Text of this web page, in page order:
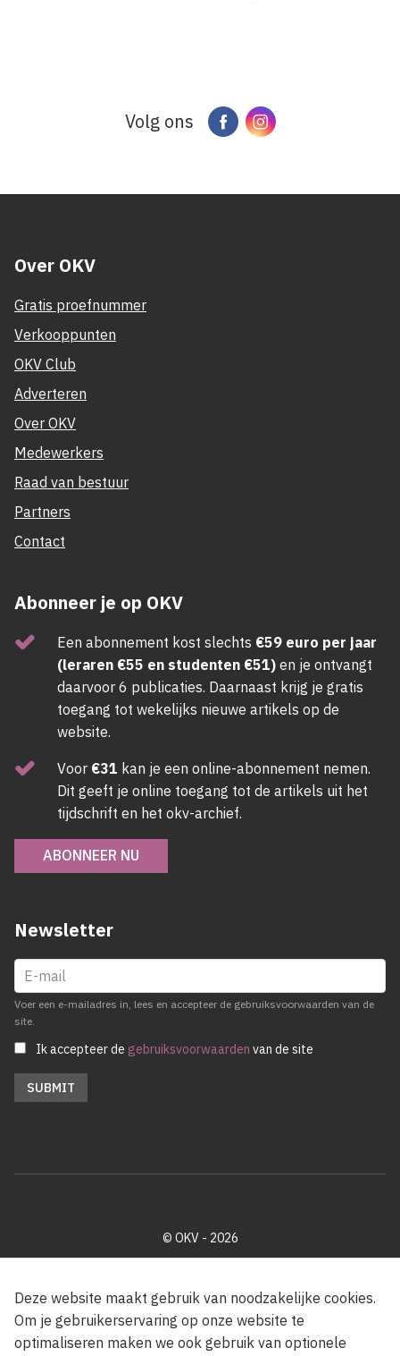
Volg ons FacebookInstagram
Over OKV
Gratis proefnummer
Verkooppunten
OKV Club
Adverteren
Over OKV
Medewerkers
Raad van bestuur
Partners
Contact
Abonneer je op OKV
Een abonnement kost slechts €59 euro per jaar
(leraren €55 en studenten €51) en je ontvangt
daarvoor 6 publicaties. Daarnaast krijg je gratis
toegang tot wekelijks nieuwe artikels op de
website.
Voor €31 kan je een online-abonnement nemen.
Dit geeft je online toegang tot de artikels uit het
tijdschrift en het okv-archief.
ABONNEER NU
Newsletter
Voer een e-mailadres in, lees en accepteer de gebruiksvoorwaarden van de
site.
Ik accepteer de gebruiksvoorwaarden van de site
© OKV - 2026
Met steun van de Vlaamse Gemeenschap
Deze website maakt gebruik van noodzakelijke cookies.
Om je gebruikerservaring op onze website te
optimaliseren maken we ook gebruik van optionele